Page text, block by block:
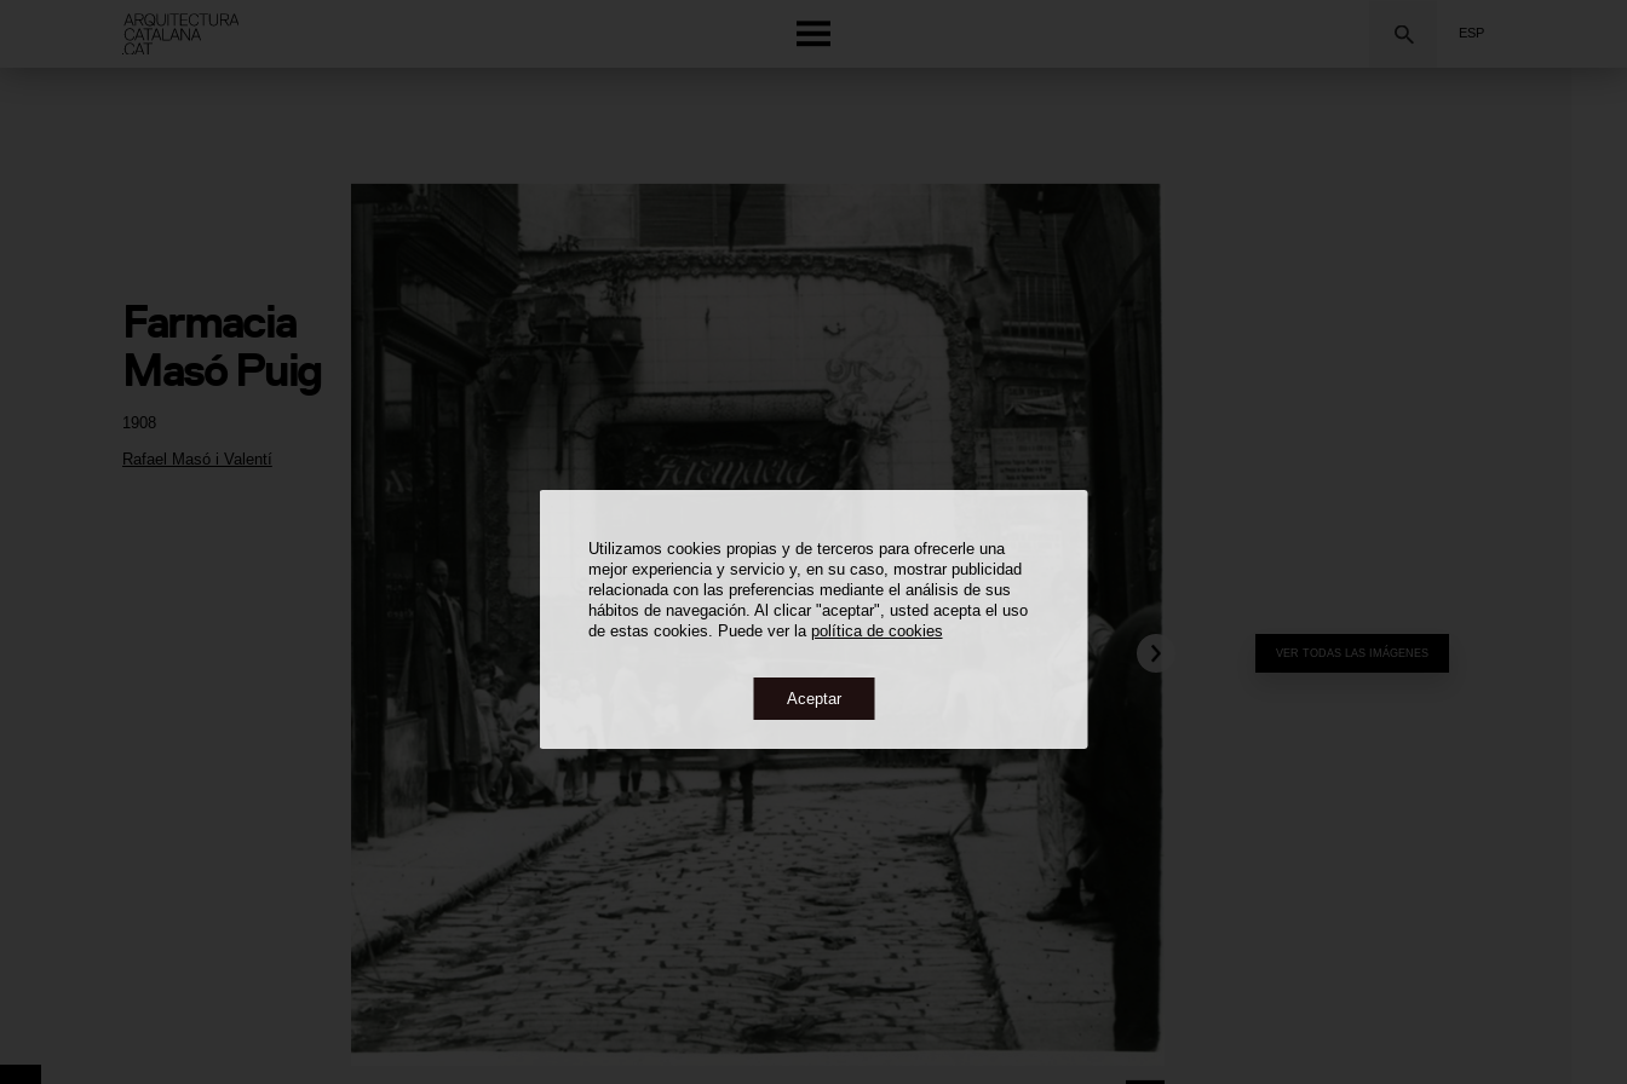
Utilizamos cookies propias y de terceros para ofrecerle una
mejor experiencia y servicio y, en su caso, mostrar publicidad
relacionada con las preferencias mediante el análisis de sus
hábitos de navegación. Al clicar "aceptar", usted acepta el uso
de estas cookies. Puede ver la política de cookies
Aceptar
ESP
1908
Rafael Masó i Valentí
Farmacia
Masó Puig
VER TODAS LAS IMÁGENES